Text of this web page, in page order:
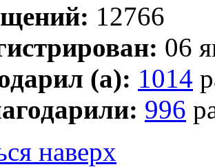
12766
06
(а): 1014
996
наверх